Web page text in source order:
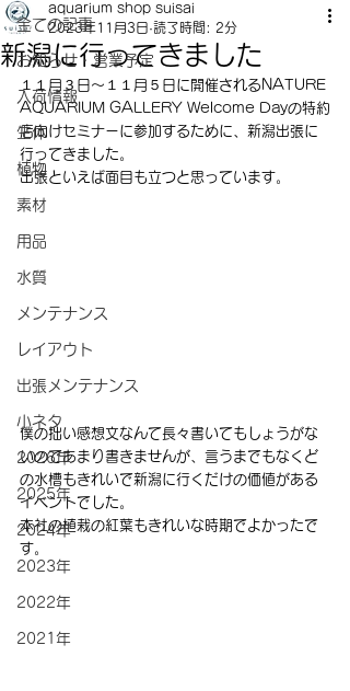
全ての記事
お知らせ・営業予定
入荷情報
生体
植物
素材
用品
水質
メンテナンス
レイアウト
出張メンテナンス
小ネタ
2026年
2025年
2024年
2023年
2022年
2021年
新潟に行ってきました
aquarium shop suisai
2023年11月3日 読了時間: 2分
１１月３日～１１月５日に開催されるNATURE
AQUARIUM GALLERY Welcome Dayの特約
店向けセミナーに参加するために、新潟出張に
行ってきました。
出張といえば面目も立つと思っています。
僕の拙い感想文なんて長々書いてもしょうがな
いのであまり書きませんが、言うまでもなくど
の水槽もきれいで新潟に行くだけの価値がある
イベントでした。
本社の植栽の紅葉もきれいな時期でよかったで
す。